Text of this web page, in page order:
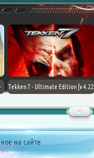
Tekken 7 - Ultimate Edition [v 4.22
Chovka
на сайте